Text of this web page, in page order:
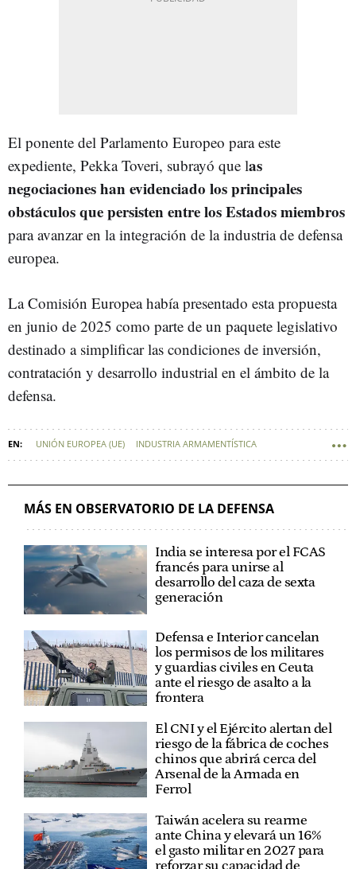
El ponente del Parlamento Europeo para este
expediente, Pekka Toveri, subrayó que las
negociaciones han evidenciado los principales
obstáculos que persisten entre los Estados miembros
para avanzar en la integración de la industria de defensa
europea.
La Comisión Europea había presentado esta propuesta
en junio de 2025 como parte de un paquete legislativo
destinado a simplificar las condiciones de inversión,
contratación y desarrollo industrial en el ámbito de la
defensa.
UNIÓN EUROPEA (UE) INDUSTRIA ARMAMENTÍSTICA
MÁS EN OBSERVATORIO DE LA DEFENSA
India se interesa por el FCAS
francés para unirse al
desarrollo del caza de sexta
generación
Defensa e Interior cancelan
los permisos de los militares
y guardias civiles en Ceuta
ante el riesgo de asalto a la
frontera
El CNI y el Ejército alertan del
riesgo de la fábrica de coches
chinos que abrirá cerca del
Arsenal de la Armada en
Ferrol
Taiwán acelera su rearme
ante China y elevará un 16%
el gasto militar en 2027 para